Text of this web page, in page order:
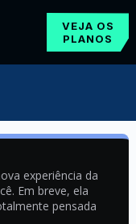
VEJA OS
PLANOS
experiência da
Em breve, ela
pensada